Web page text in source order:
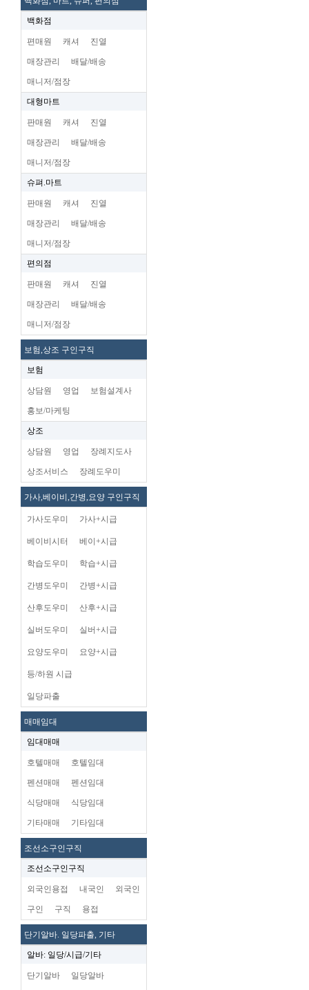
백화점
편매원 캐셔 진열
매장관리 배달/배송
매니저/점장
대형마트
판매원 캐셔 진열
매장관리 배달/배송
매니저/점장
슈펴.마트
판매원 캐셔 진열
매장관리 배달/배송
매니저/점장
편의점
판매원 캐셔 진열
매장관리 배달/배송
매니저/점장
보험,상조 구인구직
보험
상담원 영업 보험설계사
홍보/마케팅
상조
상담원 영업 장례지도사
상조서비스 장례도우미
가사,베이비,간병,요양 구인구직
가사도우미 가사+시급
베이비시터 베이+시급
학습도우미 학습+시급
간병도우미 간병+시급
산후도우미 산후+시급
실버도우미 실버+시급
요양도우미 요양+시급
등/하원 시급
일당파출
매매임대
임대매매
호텔매매 호텔임대
펜션매매 펜션임대
식당매매 식당임대
기타매매 기타임대
조선소구인구직
조선소구인구직
외국인용접 내국인 외국인
구인 구직 용접
단기알바. 일당파출, 기타
알바: 일당/시급/기타
단기알바 일당알바